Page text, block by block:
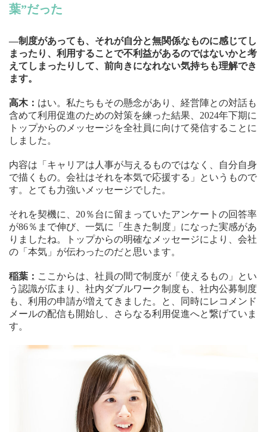
葉”だった
—制度があっても、それが自分と無関係なものに感じてし
まったり、利用することで不利益があるのではないかと考
えてしまったりして、前向きになれない気持ちも理解でき
ます。
高木： はい。私たちもその懸念があり、経営陣との対話も
含めて利用促進のための対策を練った結果、2024年下期に
トップからのメッセージを全社員に向けて発信することに
しました。
内容は「キャリアは人事が与えるものではなく、自分自身
で描くもの。会社はそれを本気で応援する」というもので
す。とても力強いメッセージでした。
それを契機に、20％台に留まっていたアンケートの回答率
が86％まで伸び、一気に「生きた制度」になった実感があ
りましたね。トップからの明確なメッセージにより、会社
の「本気」が伝わったのだと思います。
稲葉： ここからは、社員の間で制度が「使えるもの」とい
う認識が広まり、社内ダブルワーク制度も、社内公募制度
も、利用の申請が増えてきました。と、同時にレコメンド
メールの配信も開始し、さらなる利用促進へと繋げていま
す。